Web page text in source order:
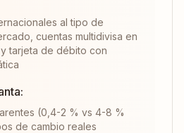
al tipo de
cuentas multidivisa en
tarjeta de débito con
(0,4-2 % vs 4-8 %
de cambio reales